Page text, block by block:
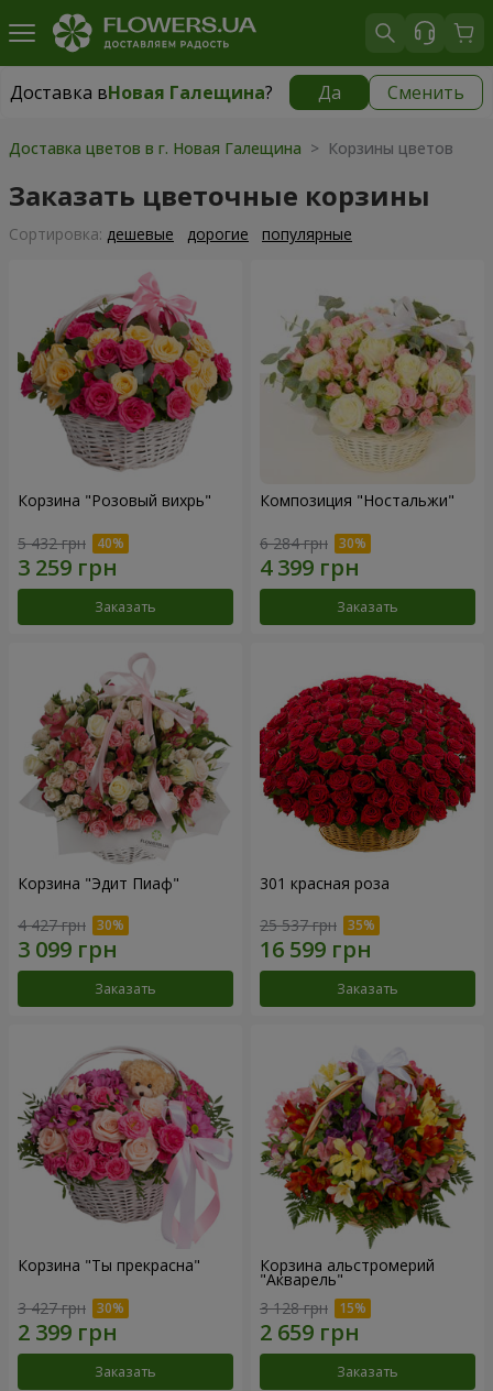
Доставка вНовая Галещина? Да Сменить
Доставка вНовая Галещина|бесплатно
Доставка цветов в г. Новая Галещина > Корзины цветов
Заказать цветочные корзины
Cортировка: дешевые дорогие популярные
Корзина "Розовый вихрь"
5 432 грн
Заказать
Композиция "Ностальжи"
6 284 грн
Заказать
Корзина "Эдит Пиаф"
4 427 грн
Заказать
301 красная роза
25 537 грн
Заказать
Корзина "Ты прекрасна"
3 427 грн
Заказать
Корзина альстромерий
"Акварель"
3 128 грн
Заказать